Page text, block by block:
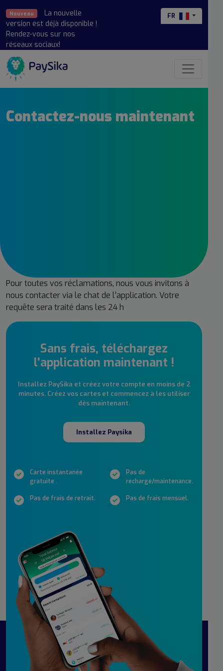
Nouveau
La nouvelle
version est déjà disponible !
Rendez-vous sur nos
réseaux sociaux!
FR
Contactez-nous maintenant
Pour toutes vos réclamations, nous vous invitons à
nous contacter via le chat de l’application. Votre
requête sera traité dans les 24 h
Sans frais, téléchargez
l'application maintenant !
Installez PaySika et créez votre compte en moins de 2
minutes. Créez vos cartes et commencez à les utiliser
dès maintenant.
Installez Paysika
Carte instantanée
gratuite .
Pas de
recharge/maintenance.
Pas de frais de retrait. Pas de frais mensuel.